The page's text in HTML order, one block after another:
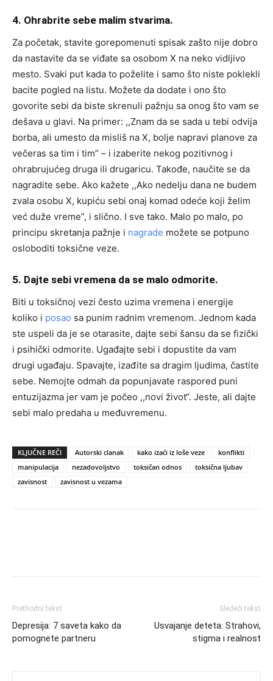
4. Ohrabrite sebe malim stvarima.
Za početak, stavite gorepomenuti spisak zašto nije dobro
da nastavite da se viđate sa osobom X na neko vidljivo
mesto. Svaki put kada to poželite i samo što niste poklekli
bacite pogled na listu. Možete da dodate i ono što
govorite sebi da biste skrenuli pažnju sa onog što vam se
dešava u glavi. Na primer: ,,Znam da se sada u tebi odvija
borba, ali umesto da misliš na X, bolje napravi planove za
večeras sa tim i tim” – i izaberite nekog pozitivnog i
ohrabrujućeg druga ili drugaricu. Takođe, naučite se da
nagradite sebe. Ako kažete ,,Ako nedelju dana ne budem
zvala osobu X, kupiću sebi onaj komad odeće koji želim
već duže vreme”, i slično. I sve tako. Malo po malo, po
principu skretanja pažnje i nagrade možete se potpuno
osloboditi toksične veze.
5. Dajte sebi vremena da se malo odmorite.
Biti u toksičnoj vezi često uzima vremena i energije
koliko i posao sa punim radnim vremenom. Jednom kada
ste uspeli da je se otarasite, dajte sebi šansu da se fizički
i psihički odmorite. Ugađajte sebi i dopustite da vam
drugi ugađaju. Spavajte, izađite sa dragim ljudima, častite
sebe. Nemojte odmah da popunjavate raspored puni
entuzijazma jer vam je počeo ,,novi život“. Jeste, ali dajte
sebi malo predaha u međuvremenu.
KLJUČNE REČI Autorski clanak kako izaći iz loše veze
konflikti
manipulacija
nezadovoljstvo toksičan odnos
toksična ljubav
zavisnost
zavisnost u vezama
Prethodni tekst
Depresija: 7 saveta kako da
pomognete partneru
Sledeći tekst
Usvajanje deteta: Strahovi,
stigma i realnost